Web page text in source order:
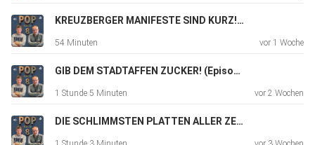
KREUZBERGER MANIFESTE SIND KURZ! (Episode 235)
54 Minuten vor 1 Woche
GIB DEM STADTAFFEN ZUCKER! (Episode 234)
1 Stunde 5 Minuten vor 2 Wochen
DIE SCHLIMMSTEN PLATTEN ALLER ZEITEN! (Episode 233)